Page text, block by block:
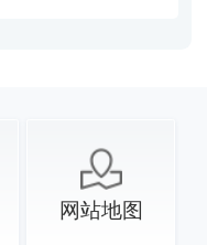
网站地图